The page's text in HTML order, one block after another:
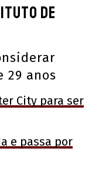
de
29 anos
City para ser
e passa por